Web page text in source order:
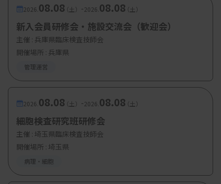
2026. 08.08（土） -2026. 08.08（土）
新入会員研修会・施設交流会（歓迎会）
主催 : 兵庫県臨床検査技師会
開催場所 : 兵庫県
管理運営
2026. 08.08（土） -2026. 08.08（土）
細胞検査研究班研修会
主催 : 埼玉県臨床検査技師会
開催場所 : 埼玉県
病理・細胞